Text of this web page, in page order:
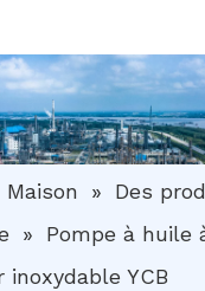
Maison » Des
»
Pompe à huile
inoxydable YCB